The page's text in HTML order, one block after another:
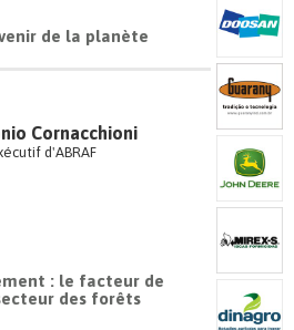
de la planète
Cornacchioni
d'ABRAF
: le facteur de
des forêts